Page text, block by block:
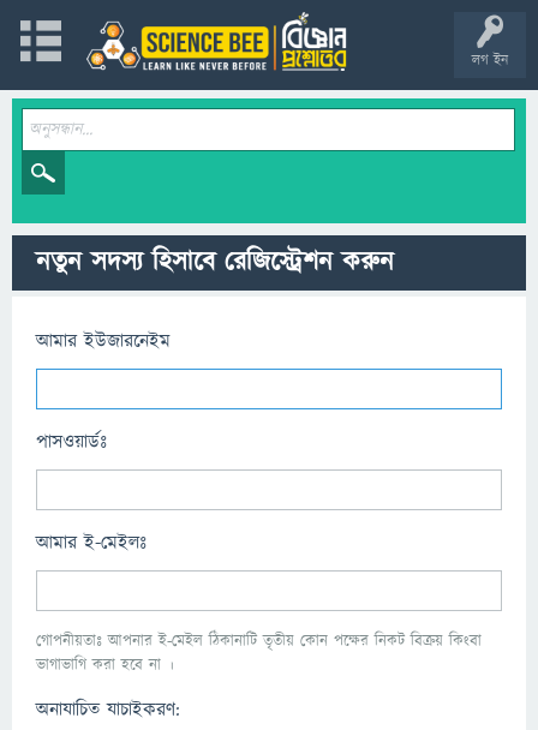
লগ ইন
নতুন সদস্য হিসাবে রেজিস্ট্রেশন করুন
আমার ইউজারনেইম
পাসওয়ার্ডঃ
আমার ই-মেইলঃ
গোপনীয়তাঃ আপনার ই-মেইল ঠিকানাটি তৃতীয় কোন পক্ষের নিকট বিক্রয় কিংবা
ভাগাভাগি করা হবে না ।
অনাযাচিত যাচাইকরণ: